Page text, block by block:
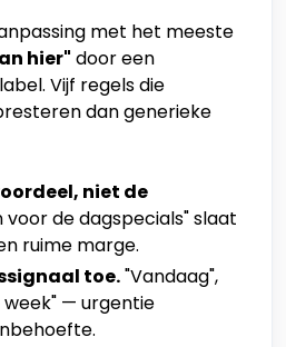
met het meeste
hier" door een
Vijf regels die
dan generieke
niet de
voor de dagspecials" slaat
ruime marge.
toe."Vandaag",
week" — urgentie